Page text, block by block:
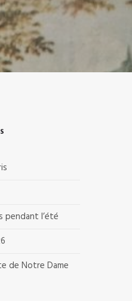
pendant l’été
de Notre Dame